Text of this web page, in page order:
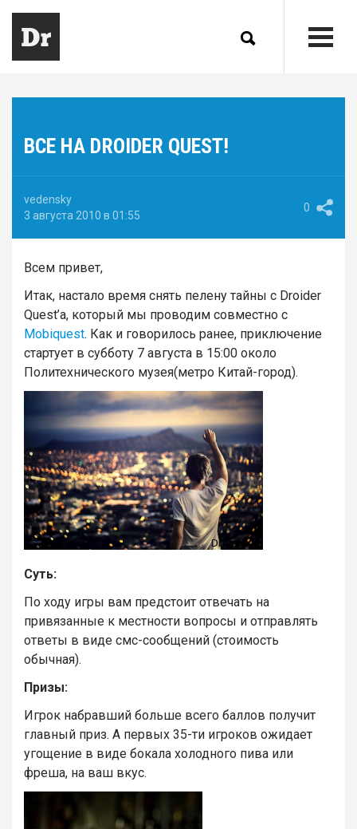
ВСЕ НА DROIDER QUEST!
vedensky
3 августа 2010 в 01:55
0
Всем привет,
Итак, настало время снять пелену тайны с Droider
Quest’а, который мы проводим совместно с
Mobiquest. Как и говорилось ранее, приключение
стартует в субботу 7 августа в 15:00 около
Политехнического музея(метро Китай-город).
Суть:
По ходу игры вам предстоит отвечать на
привязанные к местности вопросы и отправлять
ответы в виде смс-сообщений (стоимость
обычная).
Призы:
Игрок набравший больше всего баллов получит
главный приз. А первых 35-ти игроков ожидает
угощение в виде бокала холодного пива или
фреша, на ваш вкус.